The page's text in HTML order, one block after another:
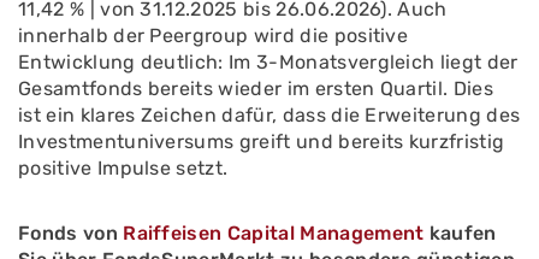
11,42 % | von 31.12.2025 bis 26.06.2026). Auch
innerhalb der Peergroup wird die positive
Entwicklung deutlich: Im 3-Monatsvergleich liegt der
Gesamtfonds bereits wieder im ersten Quartil. Dies
ist ein klares Zeichen dafür, dass die Erweiterung des
Investmentuniversums greift und bereits kurzfristig
positive Impulse setzt.
Fonds von Raiffeisen Capital Management kaufen